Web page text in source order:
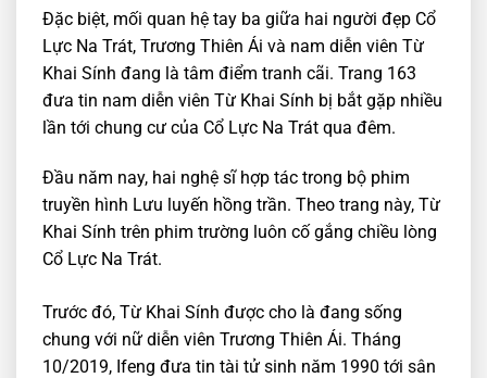
Đặc biệt, mối quan hệ tay ba giữa hai người đẹp Cổ
Lực Na Trát, Trương Thiên Ái và nam diễn viên Từ
Khai Sính đang là tâm điểm tranh cãi. Trang 163
đưa tin nam diễn viên Từ Khai Sính bị bắt gặp nhiều
lần tới chung cư của Cổ Lực Na Trát qua đêm.
Đầu năm nay, hai nghệ sĩ hợp tác trong bộ phim
truyền hình Lưu luyến hồng trần. Theo trang này, Từ
Khai Sính trên phim trường luôn cố gắng chiều lòng
Cổ Lực Na Trát.
Trước đó, Từ Khai Sính được cho là đang sống
chung với nữ diễn viên Trương Thiên Ái. Tháng
10/2019, Ifeng đưa tin tài tử sinh năm 1990 tới sân